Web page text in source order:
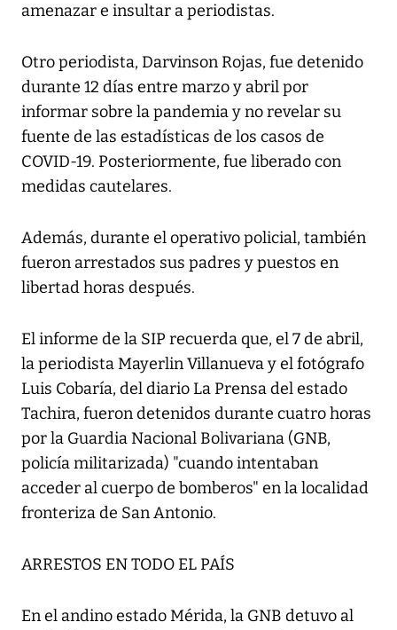
amenazar e insultar a periodistas.
Otro periodista, Darvinson Rojas, fue detenido
durante 12 días entre marzo y abril por
informar sobre la pandemia y no revelar su
fuente de las estadísticas de los casos de
COVID-19. Posteriormente, fue liberado con
medidas cautelares.
Además, durante el operativo policial, también
fueron arrestados sus padres y puestos en
libertad horas después.
El informe de la SIP recuerda que, el 7 de abril,
la periodista Mayerlin Villanueva y el fotógrafo
Luis Cobaría, del diario La Prensa del estado
Tachira, fueron detenidos durante cuatro horas
por la Guardia Nacional Bolivariana (GNB,
policía militarizada) "cuando intentaban
acceder al cuerpo de bomberos" en la localidad
fronteriza de San Antonio.
ARRESTOS EN TODO EL PAÍS
En el andino estado Mérida, la GNB detuvo al